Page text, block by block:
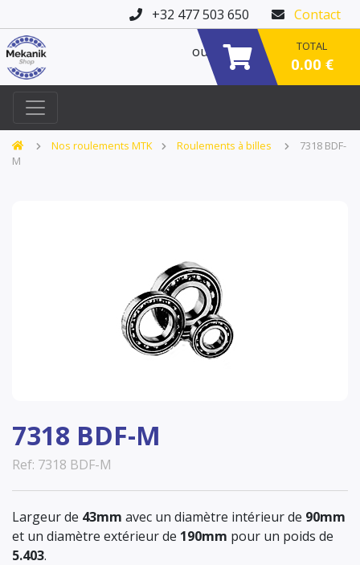
+32 477 503 650 Contact
ou TOTAL
0.00 €
Nos roulements MTK Roulements à billes
7318 BDF-
M
7318 BDF-M
Ref: 7318 BDF-M
Largeur de 43mm avec un diamètre intérieur de 90mm
et un diamètre extérieur de 190mm pour un poids de
5.403.